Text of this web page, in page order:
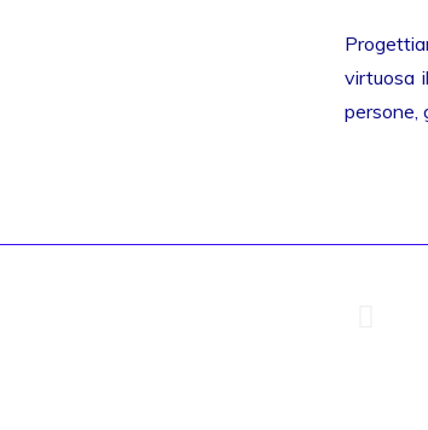
virtuosa
persone,